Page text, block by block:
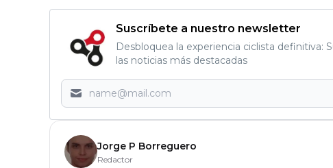
Suscríbete a nuestro newsletter
Desbloquea la experiencia ciclista definitiva:
las noticias más destacadas
Jorge P Borreguero
Redactor